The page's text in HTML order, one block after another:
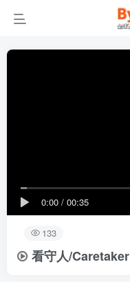
0:00 / 00:35
133
看守人/Caretaker